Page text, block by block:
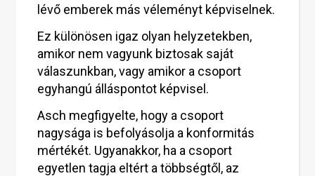
lévő emberek más véleményt képviselnek.
Ez különösen igaz olyan helyzetekben,
amikor nem vagyunk biztosak saját
válaszunkban, vagy amikor a csoport
egyhangú álláspontot képvisel.
Asch megfigyelte, hogy a csoport
nagysága is befolyásolja a konformitás
mértékét. Ugyanakkor, ha a csoport
egyetlen tagja eltért a többségtől, az